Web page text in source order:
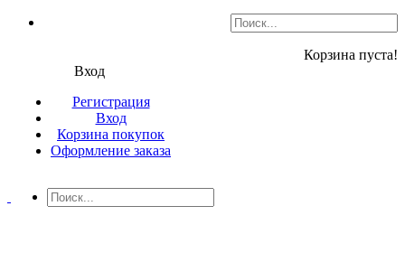
Корзина пуста!
Вход
Регистрация
Вход
Корзина покупок
Оформление заказа